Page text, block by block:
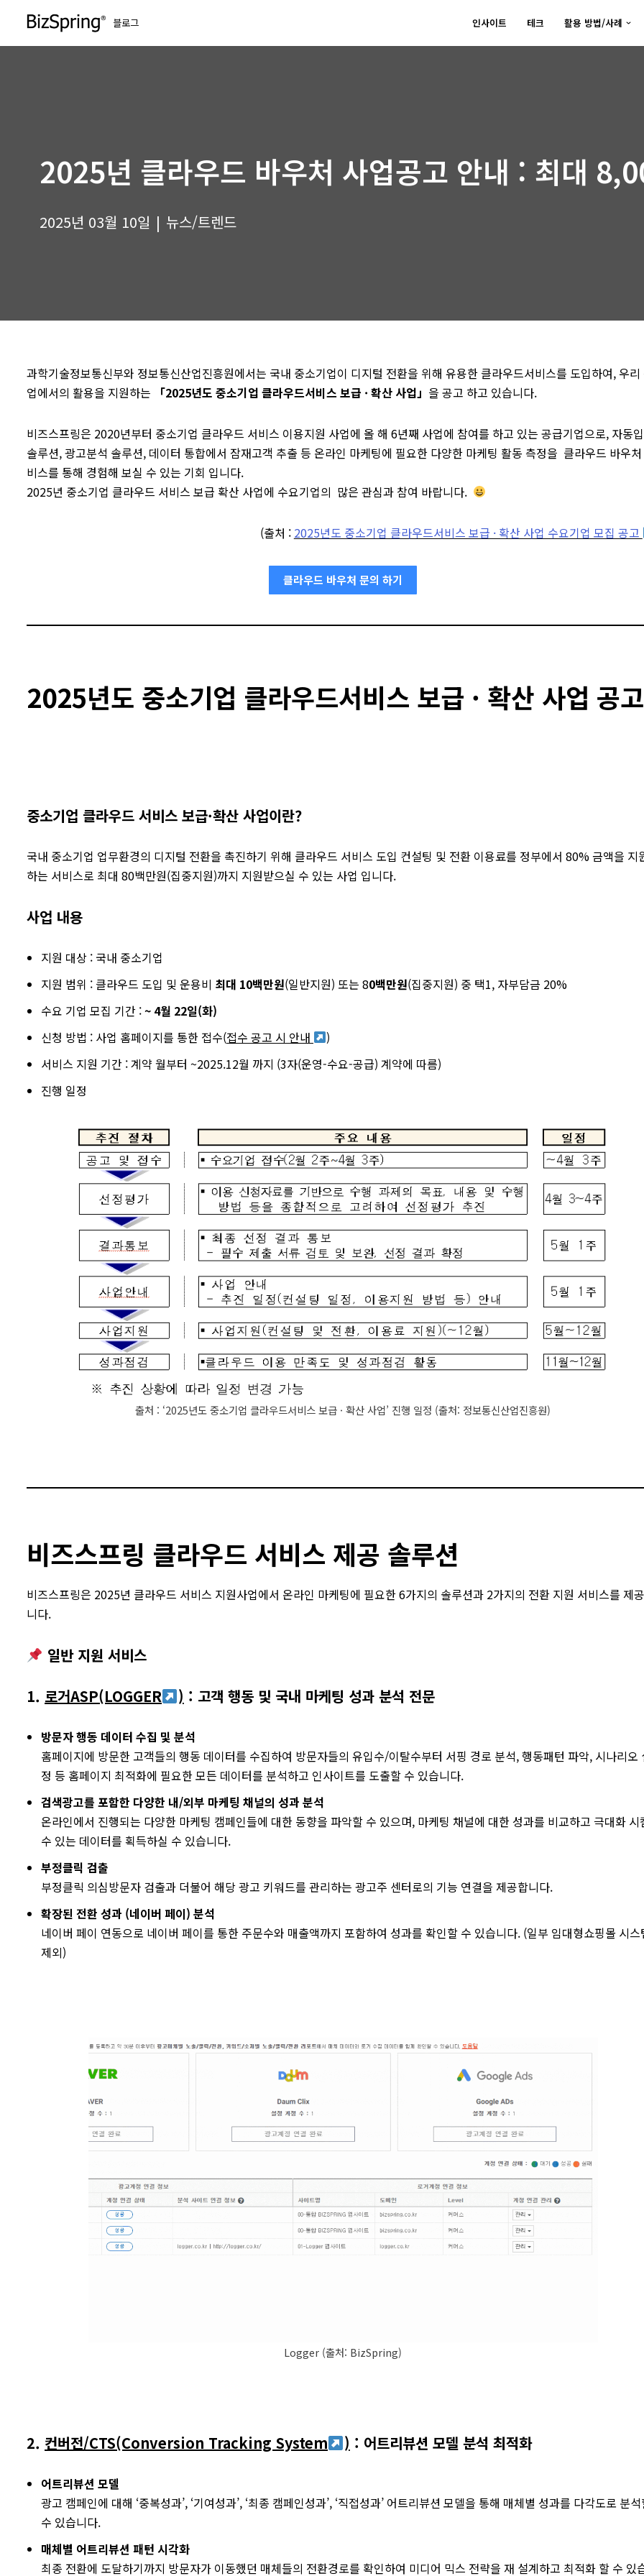
블로그 인사이트 테크 활용 방법/사례
2025년 클라우드 바우처 사업공고 안내 : 최대
2025년 03월 10일 뉴스/트렌드
과학기술정보통신부와 정보통신산업진흥원에서는 국내 중소기업이 디지털 전환을 위해 유용한 클라우드서비스를 도입하여, 우리
업에서의 활용을 지원하는
「2025년도 중소기업 클라우드서비스 보급 · 확산 사업」 을 공고 하고 있습니다.
비즈스프링은 2020년부터 중소기업 클라우드 서비스 이용지원 사업에 올 해 6년째 사업에 참여를 하고 있는 공급기업으로, 자동
솔루션, 광고분석 솔루션, 데이터 통합에서 잠재고객 추출 등 온라인 마케팅에 필요한 다양한 마케팅 활동 측정을 클라우드 바우
비스를 통해 경험해 보실 수 있는 기회 입니다.
2025년 중소기업 클라우드 서비스 보급 확산 사업에 수요기업의 많은 관심과 참여 바랍니다.
(출처 : 2025년도 중소기업 클라우드서비스 보급 · 확산 사업 수요기업 모집 공고
클라우드 바우처 문의 하기
2025년도 중소기업 클라우드서비스 보급 · 확산 사업 공고
중소기업 클라우드 서비스 보급·확산 사업이란?
국내 중소기업 업무환경의 디지털 전환을 촉진하기 위해 클라우드 서비스 도입 컨설팅 및 전환 이용료를 정부에서 80% 금액을 지
하는 서비스로 최대 80백만원(집중지원)까지 지원받으실 수 있는 사업 입니다.
사업 내용
지원 대상 : 국내 중소기업
지원 범위 : 클라우드 도입 및 운용비 최대 10백만원(일반지원) 또는 80백만원(집중지원) 중 택1, 자부담금 20%
수요 기업 모집 기간 :~ 4월 22일(화)
신청 방법 : 사업 홈페이지를 통한 접수(접수 공고 시 안내
)
서비스 지원 기간 : 계약 월부터 ~2025.12월 까지 (3자(운영-수요-공급) 계약에 따름)
진행 일정
출처 : ‘2025년도 중소기업 클라우드서비스 보급 · 확산 사업’ 진행 일정 (출처: 정보통신산업진흥원)
비즈스프링 클라우드 서비스 제공 솔루션
비즈스프링은 2025년 클라우드 서비스 지원사업에서 온라인 마케팅에 필요한 6가지의 솔루션과 2가지의 전환 지원 서비스를 제
니다.
일반 지원 서비스
1. 로거ASP(LOGGER ) : 고객 행동 및 국내 마케팅 성과 분석 전문
방문자 행동 데이터 수집 및 분석
홈페이지에 방문한 고객들의 행동 데이터를 수집하여 방문자들의 유입수/이탈수부터 서핑 경로 분석, 행동패턴 파악, 시나리오
정 등 홈페이지 최적화에 필요한 모든 데이터를 분석하고 인사이트를 도출할 수 있습니다.
검색광고를 포함한 다양한 내/외부 마케팅 채널의 성과 분석
온라인에서 진행되는 다양한 마케팅 캠페인들에 대한 동향을 파악할 수 있으며, 마케팅 채널에 대한 성과를 비교하고 극대화 시
수 있는 데이터를 획득하실 수 있습니다.
부정클릭 검출
부정클릭 의심방문자 검출과 더불어 해당 광고 키워드를 관리하는 광고주 센터로의 기능 연결을 제공합니다.
확장된 전환 성과 (네이버 페이) 분석
네이버 페이 연동으로 네이버 페이를 통한 주문수와 매출액까지 포함하여 성과를 확인할 수 있습니다. (일부 임대형쇼핑몰 시스
제외)
Logger (출처: BizSpring)
2. 컨버전/CTS(Conversion Tracking System ) : 어트리뷰션 모델 분석 최적화
어트리뷰션 모델
광고 캠페인에 대해 ‘중복성과’, ‘기여성과’, ‘최종 캠페인성과’, ‘직접성과’ 어트리뷰션 모델을 통해 매체별 성과를 다각도로 분
수 있습니다.
매체별 어트리뷰션 패턴 시각화
최종 전환에 도달하기까지 방문자가 이동했던 매체들의 전환경로를 확인하여 미디어 믹스 전략을 재 설계하고 최적화 할 수 있